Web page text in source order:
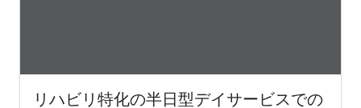
リハビリ特化の半日型デイサービスでの